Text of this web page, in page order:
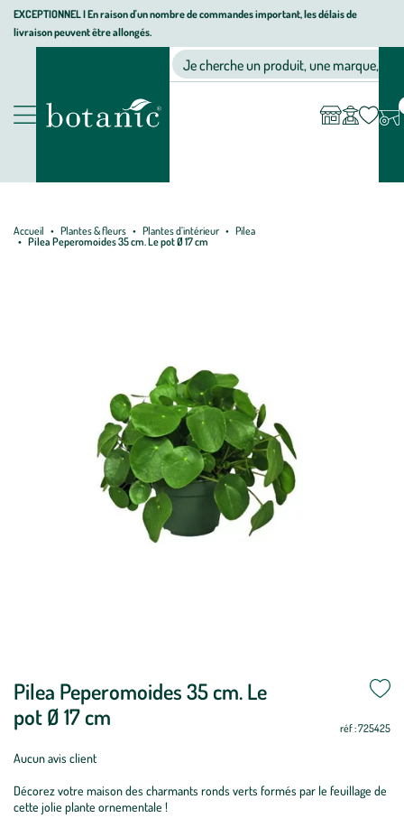
Aller
Aller
au
Aller
au
page
EXCEPTIONNEL I En raison d'un nombre de commandes important, les délais de
livraison peuvent être allongés.
Nos produits
Jardinerie écologique, animalerie, décoration, alimentation bio
Je cherche un produit, une marque, un
compte
Accueil Plantes & fleurs Plantes d’intérieur
Pilea
Pilea Peperomoides 35 cm. Le pot Ø 17 cm
Pilea Peperomoides 35 cm. Le
pot Ø 17 cm
réf : 725425
Aucun avis client
Décorez votre maison des charmants ronds verts formés par le feuillage de
cette jolie plante ornementale !